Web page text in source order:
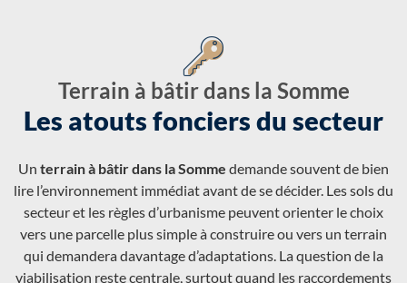
Terrain à bâtir dans la Somme
Les atouts fonciers du secteur
Un terrain à bâtir dans la Somme demande souvent de bien
lire l’environnement immédiat avant de se décider. Les sols du
secteur et les règles d’urbanisme peuvent orienter le choix
vers une parcelle plus simple à construire ou vers un terrain
qui demandera davantage d’adaptations. La question de la
viabilisation reste centrale, surtout quand les raccordements